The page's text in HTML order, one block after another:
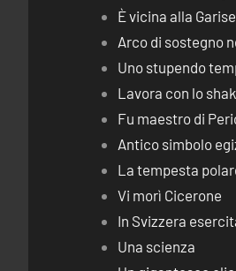
È vicina alla
Arco di sostegno
Uno stupendo
Lavora con lo
Fu maestro di
Antico simbolo
La tempesta
Vi morì Cicerone
In Svizzera
Una scienza